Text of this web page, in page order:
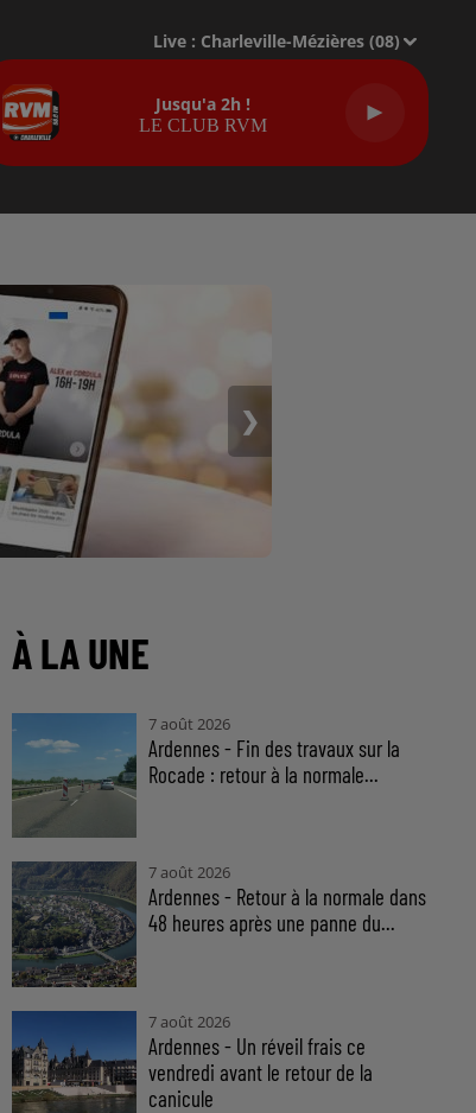
Live : Charleville-Mézières (08)
Jusqu'a 2h !
LE CLUB RVM
❯
À LA UNE
7 août 2026
Ardennes - Fin des travaux sur la
Rocade : retour à la normale...
7 août 2026
Ardennes - Retour à la normale dans
48 heures après une panne du...
7 août 2026
Ardennes - Un réveil frais ce
vendredi avant le retour de la
canicule